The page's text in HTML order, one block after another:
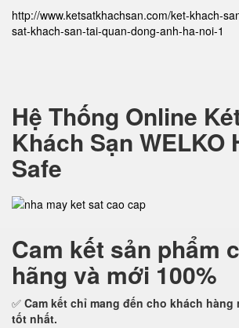
http://www.ketsatkhachsan.com/ket-khach-
sat-khach-san-tai-quan-dong-anh-ha-noi-1
Hệ Thống Online
Khách Sạn WELKO
Safe
Cam kết sản phẩm
hãng và mới 100%
✅ Cam kết chỉ mang đến cho khách hàng
tốt nhất.